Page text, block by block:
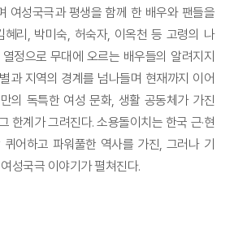
여성국극과 평생을 함께 한 배우와 팬들을
혜리, 박미숙, 허숙자, 이옥천 등 고령의 나
정으로 무대에 오르는 배우들의 알려지지
과 지역의 경계를 넘나들며 현재까지 이어
의 독특한 여성 문화, 생활 공동체가 가진
한계가 그려진다. 소용돌이치는 한국 근·현
어하고 파워풀한 역사를 가진, 그러나 기
성국극 이야기가 펼쳐진다.